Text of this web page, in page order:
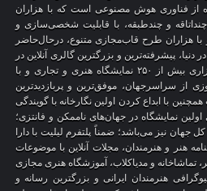
از فناوری هوش مصنوعی است که با هزاران
و چندطبقه، با قابلیت شخصی‌سازی و
با هزاران طرح قاب‌مجازی متنوع، درحال‌حاضر
دنیا، پیشرفته‌ترین و بزرگترین گالری آنلاین در
کل جهان می‌باشد، که باتجربهٔ برگزاری بیش از ۲۵۰ نمایشگاه هنری و تجاری و با
از سراسرجهان، موفق‌ترین و پربازدیدترین
با ابداع کردن اولین نگارخانه با گویندگی
نمایشگاه در جهان‌های ناممکن و فانتزی؛
جهان نیز می‌باشد؛ ضمناً پلتفرم لیلیت با دارا
هنر و هنرمندان، مجلات آنلاین با موضوعات
تماشاخانه و مدیاکلاب، آموزشگاه هنری مجازی
هنرمندان ایرانی و بزرگترین رسانه و